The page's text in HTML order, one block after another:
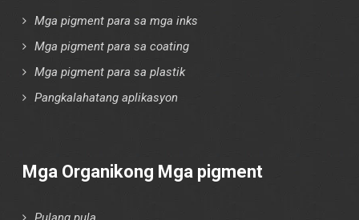
Mga pigment para sa mga inks
Mga pigment para sa coating
Mga pigment para sa plastik
Pangkalahatang aplikasyon
Mga Organikong Mga pigment